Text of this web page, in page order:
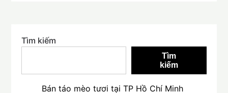
Tìm kiếm
Tìm
kiếm
Bán táo mèo tươi tại TP Hồ Chí Minh